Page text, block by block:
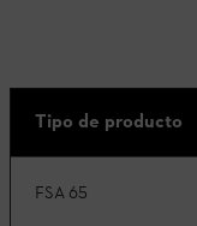
Tipo de producto
FSA 65